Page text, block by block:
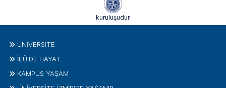
kuruluşudur.
ÜNIVERSITE
İEÜ'DE HAYAT
KAMPÜS YAŞAM